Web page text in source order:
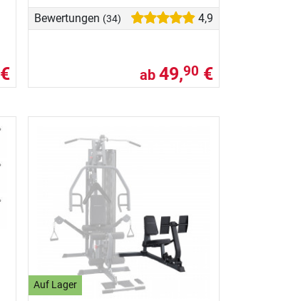
€
Bewertungen (34) 4,9
ab 49,90 €
Auf Lager